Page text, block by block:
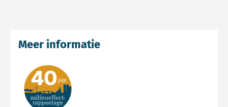
Meer informatie